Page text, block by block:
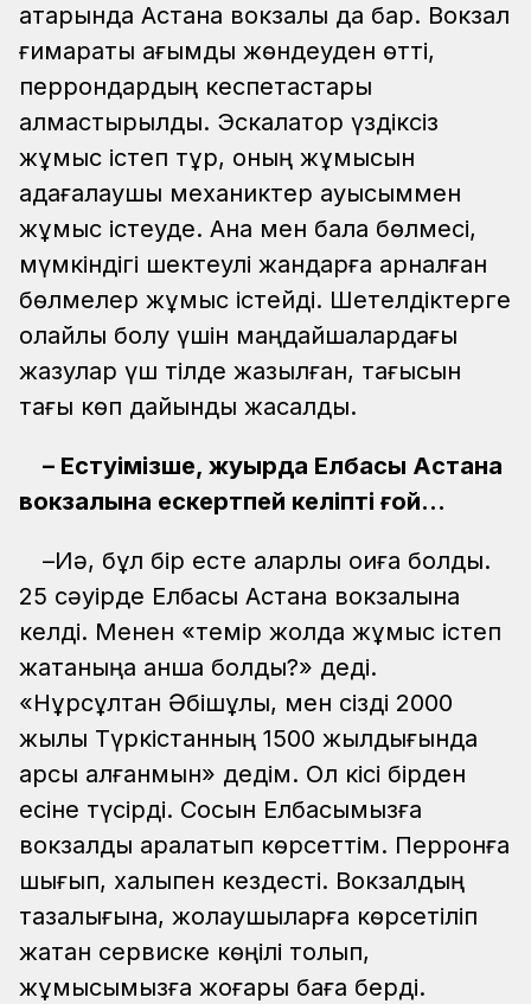
қатарында Астана вокзалы да бар. Вокзал
ғимараты ағымдық жөндеуден өтті,
перрондардың кеспетастары
алмастырылды. Эскалатор үздіксіз
жұмыс істеп тұр, оның жұмысын
қадағалаушы механиктер ауысыммен
жұмыс істеуде. Ана мен бала бөлмесі,
мүмкіндігі шектеулі жандарға арналған
бөлмелер жұмыс істейді. Шетелдіктерге
қолайлы болу үшін маңдайшалардағы
жазулар үш тілде жазылған, тағысын
тағы көп дайындық жасалды.
– Естуімізше, жуырда Елбасы Астана
вокзалына ескертпей келіпті ғой...
–Иә, бұл бір есте қаларлық оқиға болды.
25 сәуірде Елбасы Астана вокзалына
келді. Менен «темір жолда жұмыс істеп
жатқаныңа қанша болды?» деді.
«Нұрсұлтан Әбішұлы, мен сізді 2000
жылы Түркістанның 1500 жылдығында
қарсы алғанмын» дедім. Ол кісі бірден
есіне түсірді. Сосын Елбасымызға
вокзалды аралатып көрсеттім. Перронға
шығып, халықпен кездесті. Вокзалдың
тазалығына, жолаушыларға көрсетіліп
жатқан сервиске көңілі толып,
жұмысымызға жоғары баға берді.